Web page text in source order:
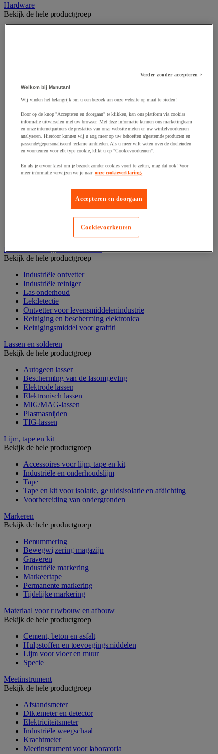
Hardware
Bekijk de hele productgroep
Draadstift
Haak en schroefoog
Ketting en trekkoord
Moer
Nagel en blindklinktang
Plug en pin
Punten, spijkers en nieten
Regelvoet
Ring
Scharnierpen, -strip en geheng
Sluitknop en handgreep
Industrieel reinigen en ontvetten
Bekijk de hele productgroep
Industriële ontvetter
Industriële reiniger
Las onderhoud
Lekdetectie
Ontvetter voor levensmiddelenindustrie
Reiniging en bescherming elektronica
Reinigingsmiddel voor graffiti
Lassen en solderen
Bekijk de hele productgroep
Autogeen lassen
Bescherming van de lasomgeving
Elektrode lassen
Elektronisch lassen
MIG/MAG-lassen
Plasmasnijden
TIG-lassen
Lijm, tape en kit
Bekijk de hele productgroep
Accessoires voor lijm, tape en kit
Industriële en onderhoudslijm
Tape
Tape en kit voor isolatie, geluidsisolatie en afdichting
Voorbereiding van ondergronden
Markeren
Bekijk de hele productgroep
Benummering
Bewegwijzering magazijn
Graveren
Industriële markering
Markeertape
Permanente markering
Tijdelijke markering
Materiaal voor ruwbouw en afbouw
Bekijk de hele productgroep
Cement, beton en asfalt
Hulpstoffen en toevoegingsmiddelen
Lijm voor vloer en muur
Specie
Meetinstrument
Bekijk de hele productgroep
Afstandsmeter
Diktemeter en detector
Elektriciteitsmeter
Industriële weegschaal
Krachtmeter
Meetinstrument voor laboratoria
Verder zonder accepteren >
Welkom bij Manutan!
Wij vinden het belangrijk om u een bezoek aan onze website op maat te bieden!
Door op de knop "Accepteren en doorgaan" te klikken, kan ons platform via cookies
informatie uitwisselen met uw browser. Met deze informatie kunnen ons marketingteam
en onze internetpartners de prestaties van onze website meten en uw winkelvoorkeuren
analyseren. Hierdoor kunnen wij u nog meer op uw behoeften afgestemde producten en
passende/gepersonaliseerd reclame aanbieden. Als u meer wilt weten over de doeleinden
en voorkeuren voor elk type cookie, klikt u op "Cookievoorkeuren".
En als je ervoor kiest om je bezoek zonder cookies voort te zetten, mag dat ook! Voor
meer informatie verwijzen we je naar onze cookieverklaring.
Accepteren en doorgaan
Cookievoorkeuren